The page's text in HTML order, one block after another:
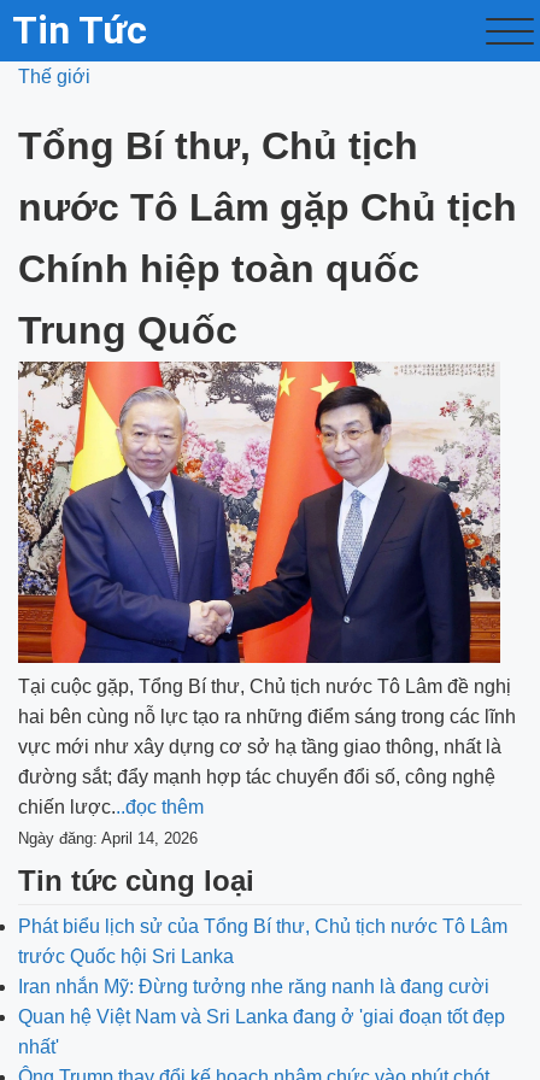
Tin Tức
Thế giới
Tổng Bí thư, Chủ tịch
nước Tô Lâm gặp Chủ tịch
Chính hiệp toàn quốc
Trung Quốc
Tại cuộc gặp, Tổng Bí thư, Chủ tịch nước Tô Lâm đề nghị
hai bên cùng nỗ lực tạo ra những điểm sáng trong các lĩnh
vực mới như xây dựng cơ sở hạ tầng giao thông, nhất là
đường sắt; đẩy mạnh hợp tác chuyển đổi số, công nghệ
chiến lược...đọc thêm
Ngày đăng: April 14, 2026
Tin tức cùng loại
Phát biểu lịch sử của Tổng Bí thư, Chủ tịch nước Tô Lâm
trước Quốc hội Sri Lanka
Iran nhắn Mỹ: Đừng tưởng nhe răng nanh là đang cười
Quan hệ Việt Nam và Sri Lanka đang ở 'giai đoạn tốt đẹp
nhất'